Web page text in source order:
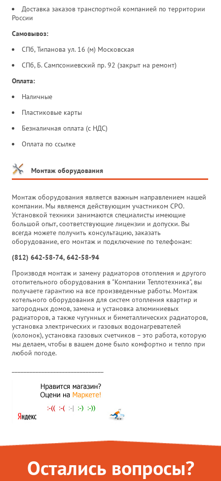
Доставка заказов транспортной компанией по территории
России
Самовывоз:
СПб, Типанова ул. 16 (м) Московская
СПб, Б. Сампсониевский пр. 92 (закрыт на ремонт)
Оплата:
Наличные
Пластиковые карты
Безналичная оплата (с НДС)
Оплата по ссылке
Монтаж оборудования
Монтаж оборудования является важным направлением нашей
компании. Мы являемся действующим участником СРО.
Установкой техники занимаются специалисты имеющие
большой опыт, соответствующие лицензии и допуски. Вы
всегда можете получить консультацию, заказать
оборудование, его монтаж и подключение по телефонам:
(812) 642-58-74, 642-58-94
Производя монтаж и замену радиаторов отопления и другого
отопительного оборудования в "Компании Теплотехника", вы
получаете гарантию на все произведенные работы. Монтаж
котельного оборудования для систем отопления квартир и
загородных домов, замена и установка алюминиевых
радиаторов, а также чугунных и биметаллических радиаторов,
установка электрических и газовых водонагревателей
(колонок), установка газовых счетчиков – это работа, которую
мы делаем, чтобы в вашем доме было комфортно и тепло при
любой погоде.
Остались вопросы?